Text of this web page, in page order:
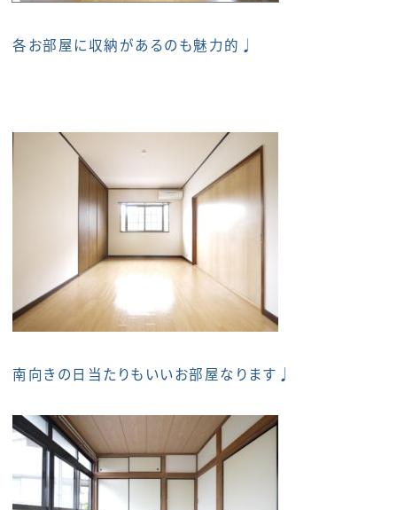
各お部屋に収納があるのも魅力的♩
南向きの日当たりもいいお部屋なります♩